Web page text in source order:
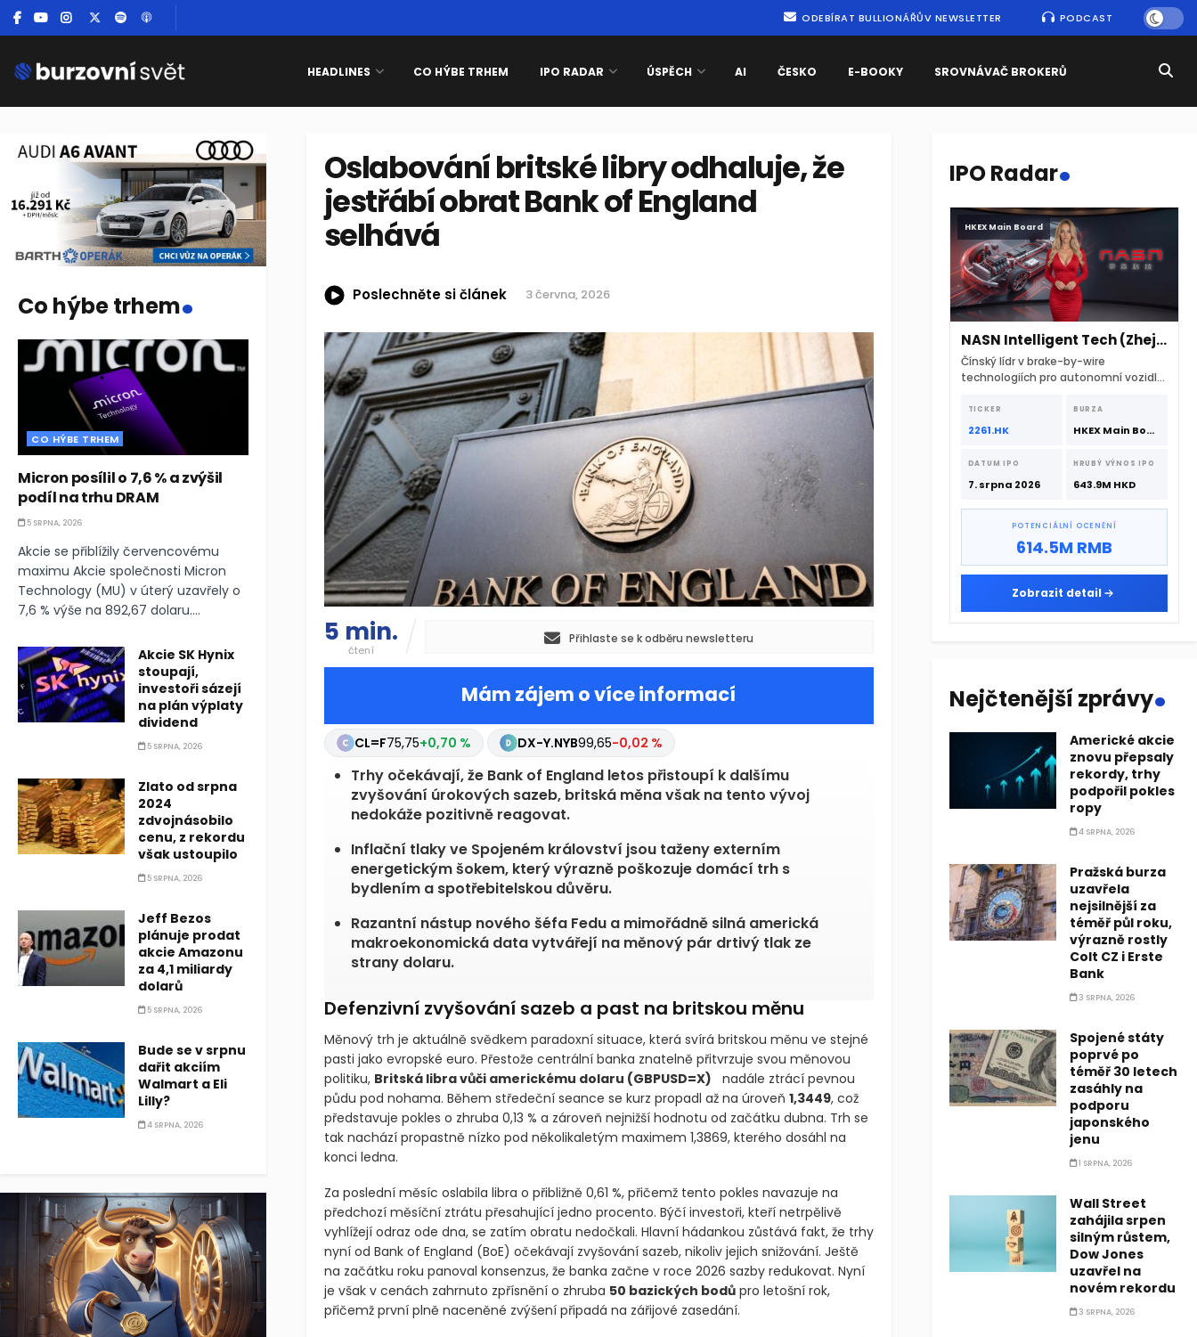
ODEBÍRAT BULLIONÁŘŮV NEWSLETTER PODCAST
HEADLINES CO HÝBE TRHEM IPO RADAR ÚSPĚCH AI ČESKO E-BOOKY SROVNÁVAČ BROKERŮ
Oslabování britské libry odhaluje, že
jestřábí obrat Bank of England
selhává
Poslechněte si článek 3 června, 2026
5 min.
čtení
Přihlaste se k odběru newsletteru
Mám zájem o více informací
GBPUSD=X1,35+0,01 % CL=F75,75+0,70 %
Trhy očekávají, že Bank of England letos přistoupí k dalšímu
zvyšování úrokových sazeb, britská měna však na tento vývoj
nedokáže pozitivně reagovat.
Inflační tlaky ve Spojeném království jsou taženy externím
energetickým šokem, který výrazně poškozuje domácí trh s
bydlením a spotřebitelskou důvěru.
Razantní nástup nového šéfa Fedu a mimořádně silná americká
makroekonomická data vytvářejí na měnový pár drtivý tlak ze
strany dolaru.
Defenzivní zvyšování sazeb a past na britskou měnu
Měnový trh je aktuálně svědkem paradoxní situace, která svírá britskou měnu ve stejné
pasti jako evropské euro. Přestože centrální banka znatelně přitvrzuje svou měnovou
politiku, Britská libra vůči americkému dolaru (GBPUSD=X) +0,01 % nadále ztrácí
pevnou půdu pod nohama. Během středeční seance se kurz propadl až na úroveň
1,3449, což představuje pokles o zhruba 0,13 % a zároveň nejnižší hodnotu od začátku
dubna. Trh se tak nachází propastně nízko pod několikaletým maximem 1,3869, kterého
dosáhl na konci ledna.
Za poslední měsíc oslabila libra o přibližně 0,61 %, přičemž tento pokles navazuje na
předchozí měsíční ztrátu přesahující jedno procento. Býčí investoři, kteří netrpělivě
vyhlížejí odraz ode dna, se zatím obratu nedočkali. Hlavní hádankou zůstává fakt, že trhy
nyní od Bank of England (BoE) očekávají zvyšování sazeb, nikoliv jejich snižování. Ještě
na začátku roku panoval konsenzus, že banka začne v roce 2026 sazby redukovat. Nyní
je však v cenách zahrnuto zpřísnění o zhruba 50 bazických bodůpro letošní rok,
přičemž první plně naceněné zvýšení připadá na zářijové zasedání.
Co hýbe trhem.
CO HÝBE TRHEM
Micron posílil o 7,6 % a zvýšil
podíl na trhu DRAM
5 SRPNA, 2026
Akcie se přiblížily červencovému
maximu Akcie společnosti Micron
Technology (MU) v úterý uzavřely o
7,6 % výše na 892,67 dolaru....
Akcie SK Hynix
stoupají,
investoři sázejí
na plán výplaty
dividend
5 SRPNA, 2026
Zlato od srpna
2024
zdvojnásobilo
cenu, z rekordu
však ustoupilo
5 SRPNA, 2026
Jeff Bezos
plánuje prodat
akcie Amazonu
za 4,1 miliardy
dolarů
5 SRPNA, 2026
Bude se v srpnu
dařit akciím
Walmart a Eli
Lilly?
4 SRPNA, 2026
IPO Radar.
HKEX Main Board
NASN Intelligent Tech (Zhejiang)
Čínský lídr v brake-by-wire
technologiích pro autonomní vozidla
srpna 2026 s podporou CATL a
Hillhouse Investment.
TICKER
2261.HK
BURZA
HKEX Main Board
DATUM IPO
7. srpna 2026
HRUBÝ VÝNOS IPO
643.9M HKD
POTENCIÁLNÍ OCENĚNÍ
614.5M RMB
Zobrazit detail
Nejčtenější zprávy.
Americké akcie
znovu přepsaly
rekordy, trhy
podpořil pokles
ropy
4 SRPNA, 2026
Pražská burza
uzavřela
nejsilnější za
téměř půl roku,
výrazně rostly
Colt CZ i Erste
Bank
3 SRPNA, 2026
Spojené státy
poprvé po
téměř 30 letech
zasáhly na
podporu
japonského
jenu
1 SRPNA, 2026
Wall Street
zahájila srpen
silným růstem,
Dow Jones
uzavřel na
novém rekordu
3 SRPNA, 2026